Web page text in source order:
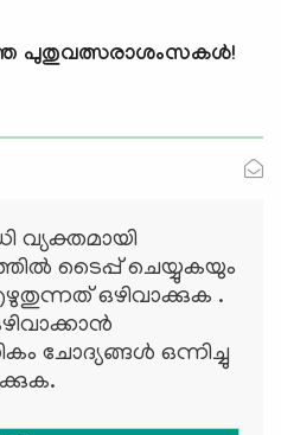
പുതുവത്സരാശംസകള്‍!
വ്യക്തമായി
ടൈപ്പ് ചെയ്യുകയും
ഒഴിവാക്കുക .
ചോദ്യങ്ങള്‍ ഒന്നിച്ചു